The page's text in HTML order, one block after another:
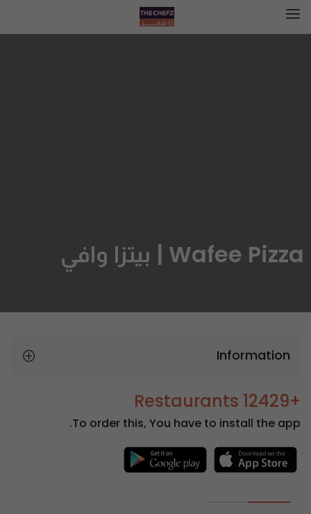
Wafee Pizza | بيتزا وافي
Information
+12429 Restaurants
To order this, You have to install the app.